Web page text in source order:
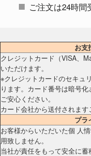
ご注文は24時間
お支
クレジットカード（VISA、
いただけます。
※クレジットカードのセキュ
ります。カード番号は暗号
ご安心ください。
カード会社から送付されます
プラ
お客様からいただいた個 人
用致しません。
当社が責任をもって安全に